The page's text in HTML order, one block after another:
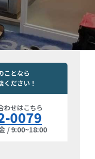
ことなら
ください！
わせはこちら
0079
/ 9:00~18:00